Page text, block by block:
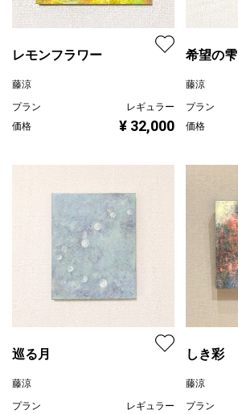
レモンフラワー
藤涼
プラン
レギュラー
価格
¥ 32,000
希望の雫
藤涼
プラン
価格
巡る月
藤涼
プラン
レギュラー
しき彩
藤涼
プラン